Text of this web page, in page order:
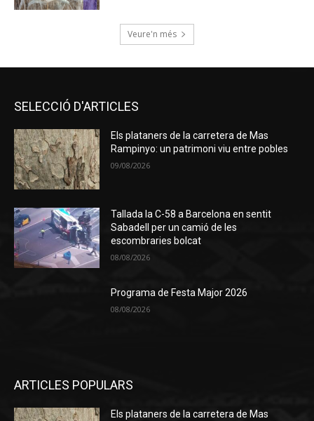
Veure'n més
SELECCIÓ D'ARTICLES
Els plataners de la carretera de Mas
Rampinyo: un patrimoni viu entre pobles
09/08/2026
Tallada la C-58 a Barcelona en sentit
Sabadell per un camió de les
escombraries bolcat
08/08/2026
Programa de Festa Major 2026
08/08/2026
ARTICLES POPULARS
Els plataners de la carretera de Mas